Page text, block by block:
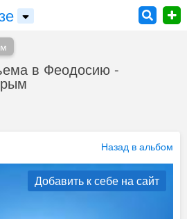
в Феодосию -
Назад в альбом
Добавить к себе на сайт